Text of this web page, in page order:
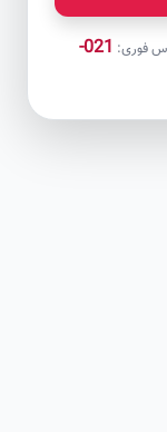
021-